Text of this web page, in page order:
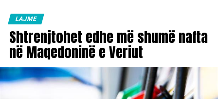
LAJME
Shtrenjtohet edhe më shumë nafta
në Maqedoninë e Veriut